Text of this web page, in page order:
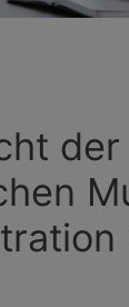
der